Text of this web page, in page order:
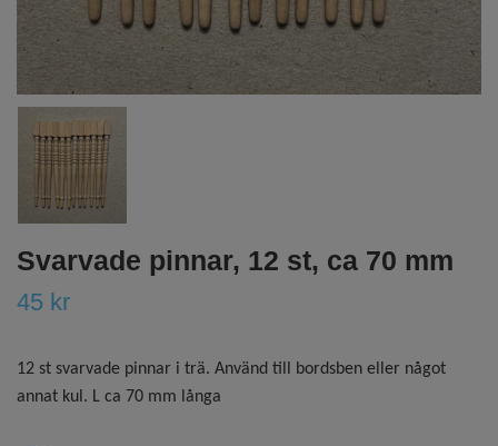
Svarvade pinnar, 12 st, ca 70 mm
45 kr
12 st svarvade pinnar i trä. Använd till bordsben eller något
annat kul. L ca 70 mm långa